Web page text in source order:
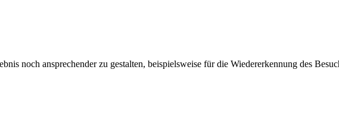
noch ansprechender zu gestalten, beispielsweise für die Wiedererkennung des